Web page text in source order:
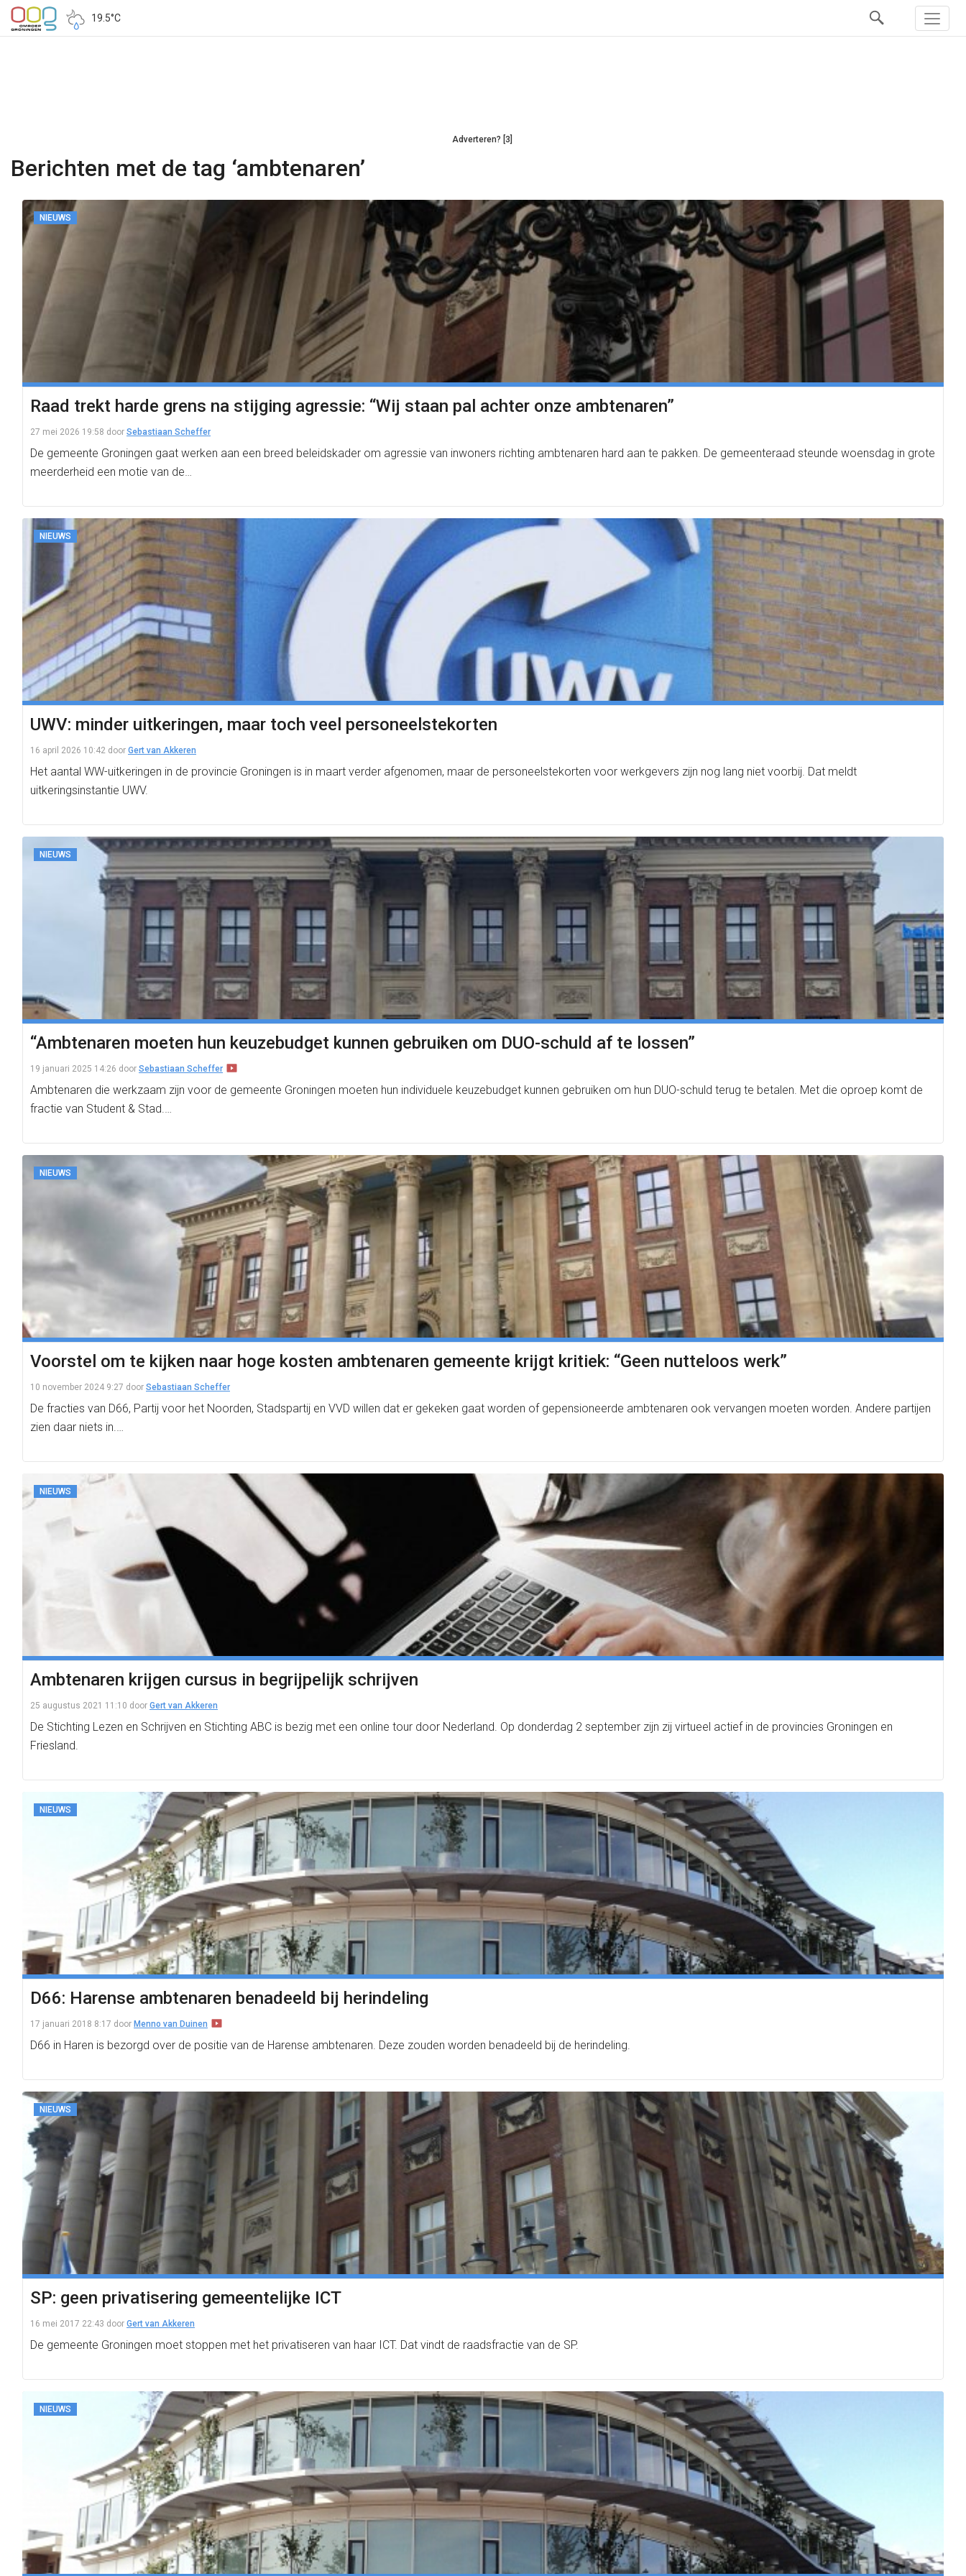
19.5°C
Adverteren? [3]
Berichten met de tag ‘ambtenaren’
NIEUWS
Raad trekt harde grens na stijging agressie: “Wij staan pal achter onze ambtenaren”
27 mei 2026 19:58 door Sebastiaan Scheffer
De gemeente Groningen gaat werken aan een breed beleidskader om agressie van inwoners richting ambtenaren hard aan te pakken. De gemeenteraad steunde woensdag in grote
meerderheid een motie van de…
NIEUWS
UWV: minder uitkeringen, maar toch veel personeelstekorten
16 april 2026 10:42 door Gert van Akkeren
Het aantal WW-uitkeringen in de provincie Groningen is in maart verder afgenomen, maar de personeelstekorten voor werkgevers zijn nog lang niet voorbij. Dat meldt
uitkeringsinstantie UWV.
NIEUWS
“Ambtenaren moeten hun keuzebudget kunnen gebruiken om DUO-schuld af te lossen”
19 januari 2025 14:26 door Sebastiaan Scheffer
Ambtenaren die werkzaam zijn voor de gemeente Groningen moeten hun individuele keuzebudget kunnen gebruiken om hun DUO-schuld terug te betalen. Met die oproep komt de
fractie van Student & Stad.…
NIEUWS
Voorstel om te kijken naar hoge kosten ambtenaren gemeente krijgt kritiek: “Geen nutteloos werk”
10 november 2024 9:27 door Sebastiaan Scheffer
De fracties van D66, Partij voor het Noorden, Stadspartij en VVD willen dat er gekeken gaat worden of gepensioneerde ambtenaren ook vervangen moeten worden. Andere partijen
zien daar niets in.…
NIEUWS
Ambtenaren krijgen cursus in begrijpelijk schrijven
25 augustus 2021 11:10 door Gert van Akkeren
De Stichting Lezen en Schrijven en Stichting ABC is bezig met een online tour door Nederland. Op donderdag 2 september zijn zij virtueel actief in de provincies Groningen en
Friesland.
NIEUWS
D66: Harense ambtenaren benadeeld bij herindeling
17 januari 2018 8:17 door Menno van Duinen
D66 in Haren is bezorgd over de positie van de Harense ambtenaren. Deze zouden worden benadeeld bij de herindeling.
NIEUWS
SP: geen privatisering gemeentelijke ICT
16 mei 2017 22:43 door Gert van Akkeren
De gemeente Groningen moet stoppen met het privatiseren van haar ICT. Dat vindt de raadsfractie van de SP.
NIEUWS